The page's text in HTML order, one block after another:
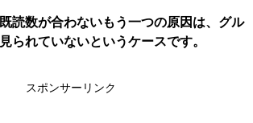
読数が合わないもう一つの原因は、グル
られていないというケースです。
スポンサーリンク